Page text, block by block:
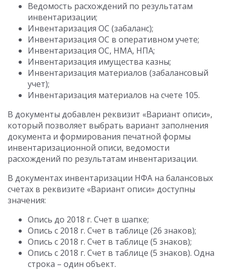
Ведомость расхождений по результатам
инвентаризации;
Инвентаризация ОС (забаланс);
Инвентаризация ОС в оперативном учете;
Инвентаризация ОС, НМА, НПА;
Инвентаризация имущества казны;
Инвентаризация материалов (забалансовый
учет);
Инвентаризация материалов на счете 105.
В документы добавлен реквизит «Вариант описи»,
который позволяет выбрать вариант заполнения
документа и формирования печатной формы
инвентаризационной описи, ведомости
расхождений по результатам инвентаризации.
В документах инвентаризации НФА на балансовых
счетах в реквизите «Вариант описи» доступны
значения:
Опись до 2018 г. Счет в шапке;
Опись с 2018 г. Счет в таблице (26 знаков);
Опись с 2018 г. Счет в таблице (5 знаков);
Опись с 2018 г. Счет в таблице (5 знаков). Одна
строка – один объект.